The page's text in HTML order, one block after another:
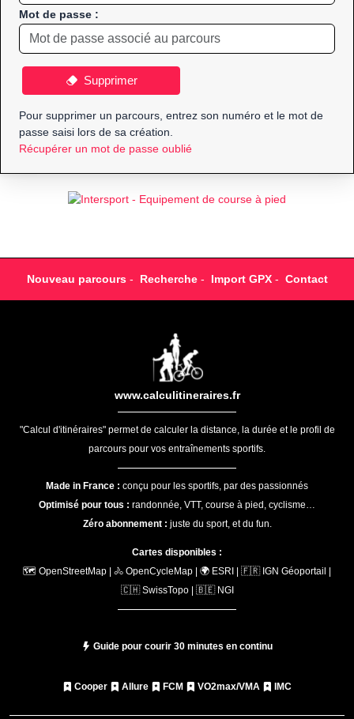
Mot de passe :
Supprimer
Pour supprimer un parcours, entrez son numéro et le mot de
passe saisi lors de sa création.
Récupérer un mot de passe oublié
Nouveau parcours- Recherche- Import GPX- Contact
www.calculitineraires.fr
"Calcul d'itinéraires" permet de calculer la distance, la durée et le profil de
parcours pour vos entraînements sportifs.
Made in France : conçu pour les sportifs, par des passionnés
Optimisé pour tous : randonnée, VTT, course à pied, cyclisme…
Zéro abonnement : juste du sport, et du fun.
Cartes disponibles :
🗺️ OpenStreetMap | 🚴 OpenCycleMap | 🌍 ESRI | 🇫🇷 IGN Géoportail |
🇨🇭 SwissTopo | 🇧🇪 NGI
Guide pour courir 30 minutes en continu
Cooper Allure FCM VO2max/VMA IMC